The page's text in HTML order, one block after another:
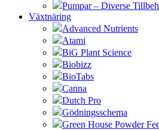
Pumpar – Diverse
Växtnäring
Advanced Nutrients
Atami
BiG Plant Science
Biobizz
BioTabs
Canna
Dutch Pro
Gödningsschema
Green House Powder